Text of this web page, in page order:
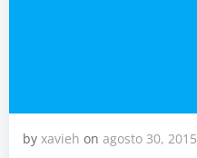
by xavieh on agosto 30, 2015